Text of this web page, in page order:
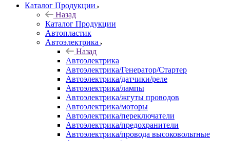
Каталог Продукции
Назад
Каталог Продукции
Автопластик
Автоэлектрика
Назад
Автоэлектрика
Автоэлектрика/Генератор/Стартер
Автоэлектрика/датчики/реле
Автоэлектрика/лампы
Автоэлектрика/жгуты проводов
Автоэлектрика/моторы
Автоэлектрика/переключатели
Автоэлектрика/предохранители
Автоэлектрика/провода высоковольтные